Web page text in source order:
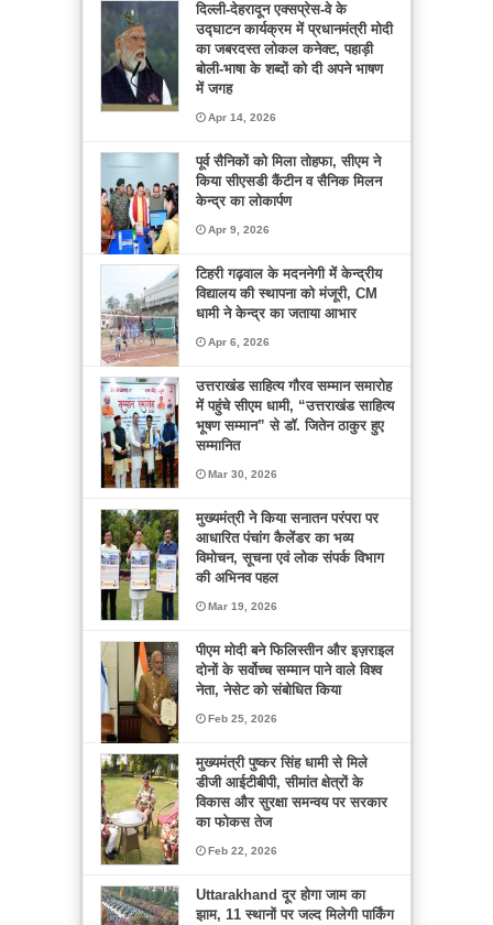
दिल्ली-देहरादून एक्सप्रेस-वे के
उद्घाटन कार्यक्रम में प्रधानमंत्री मोदी
का जबरदस्त लोकल कनेक्ट, पहाड़ी
बोली-भाषा के शब्दों को दी अपने भाषण
में जगह
Apr 14, 2026
पूर्व सैनिकों को मिला तोहफा, सीएम ने
किया सीएसडी कैंटीन व सैनिक मिलन
केन्द्र का लोकार्पण
Apr 9, 2026
टिहरी गढ़वाल के मदननेगी में केन्द्रीय
विद्यालय की स्थापना को मंजूरी, CM
धामी ने केन्द्र का जताया आभार
Apr 6, 2026
उत्तराखंड साहित्य गौरव सम्मान समारोह
में पहुंचे सीएम धामी, “उत्तराखंड साहित्य
भूषण सम्मान” से डॉ. जितेन ठाकुर हुए
सम्मानित
Mar 30, 2026
मुख्यमंत्री ने किया सनातन परंपरा पर
आधारित पंचांग कैलेंडर का भव्य
विमोचन, सूचना एवं लोक संपर्क विभाग
की अभिनव पहल
Mar 19, 2026
पीएम मोदी बने फिलिस्तीन और इज़राइल
दोनों के सर्वोच्च सम्मान पाने वाले विश्व
नेता, नेसेट को संबोधित किया
Feb 25, 2026
मुख्यमंत्री पुष्कर सिंह धामी से मिले
डीजी आईटीबीपी, सीमांत क्षेत्रों के
विकास और सुरक्षा समन्वय पर सरकार
का फोकस तेज
Feb 22, 2026
Uttarakhand दूर होगा जाम का
झाम, 11 स्थानों पर जल्द मिलेगी पार्किंग